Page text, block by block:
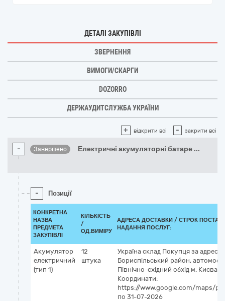
ДЕТАЛІ ЗАКУПІВЛІ
ЗВЕРНЕННЯ
ВИМОГИ/СКАРГИ
DOZORRO
ДЕРЖАУДИТСЛУЖБА УКРАЇНИ
+ відкрити всі - закрити всі
- Завершено Електричні акумуляторні батаре ...
- Позиції
КОНКРЕТНА
НАЗВА
ПРЕДМЕТА
ЗАКУПІВЛІ
КІЛЬКІСТЬ
/
ОД.ВИМІРУ
АДРЕСА ДОСТАВКИ / СТРОК
НАДАННЯ ПОСЛУГ:
Акумулятор
електричний
(тип 1)
12
штука
Україна склад Покупця за
Бориспільський район,
Північно-східний обхід м. Києва
Координати:
https://www.google.com/maps/
по 31-07-2026